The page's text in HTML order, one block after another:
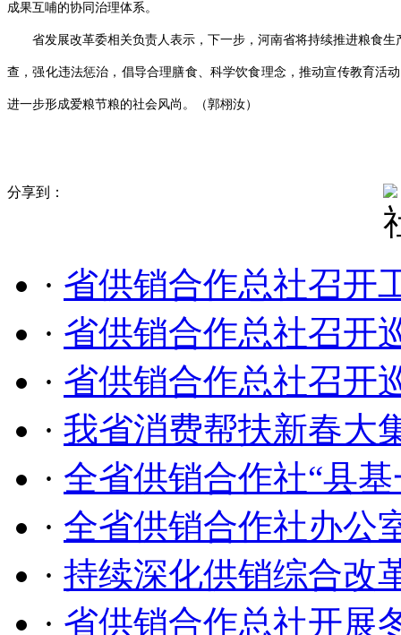
成果互哺的协同治理体系。
省发展改革委相关负责人表示，下一步，河南省将持续推进粮食生
查，强化违法惩治，倡导合理膳食、科学饮食理念，推动宣传教育活
进一步形成爱粮节粮的社会风尚。（郭栩汝）
分享到：
· 省供销合作总社召开
· 省供销合作总社召开
· 省供销合作总社召开
· 我省消费帮扶新春大
· 全省供销合作社“县
· 全省供销合作社办公
· 持续深化供销综合改
· 省供销合作总社开展